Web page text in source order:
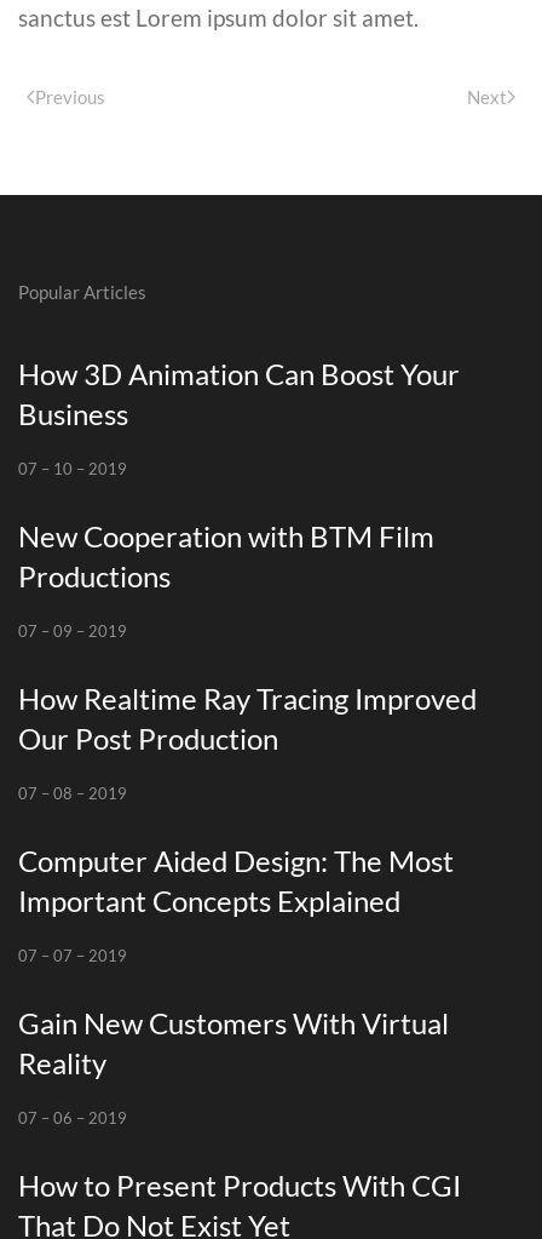
sanctus est Lorem ipsum dolor sit amet.
Previous Next
Popular Articles
How 3D Animation Can Boost Your
Business
07 – 10 – 2019
New Cooperation with BTM Film
Productions
07 – 09 – 2019
How Realtime Ray Tracing Improved
Our Post Production
07 – 08 – 2019
Computer Aided Design: The Most
Important Concepts Explained
07 – 07 – 2019
Gain New Customers With Virtual
Reality
07 – 06 – 2019
How to Present Products With CGI
That Do Not Exist Yet